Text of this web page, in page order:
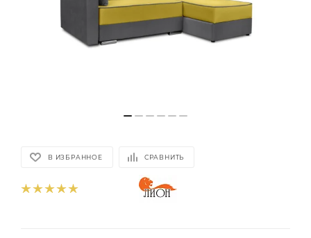
В ИЗБРАННОЕ СРАВНИТЬ